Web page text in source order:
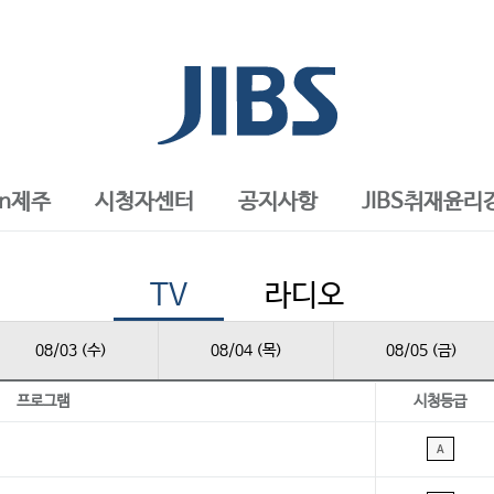
제주 시청자센터 공지사항 JIBS취재윤리
TV 라디오
08/03 (수) 08/04 (목) 08/05 (금)
프로그램 시청등급
A